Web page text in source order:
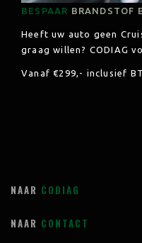
BESPAAR BRANDSTOF
Heeft uw auto geen
graag willen? CODIAG
Vanaf €299,- inclusief
NAAR CODIAG
NAAR CONTACT